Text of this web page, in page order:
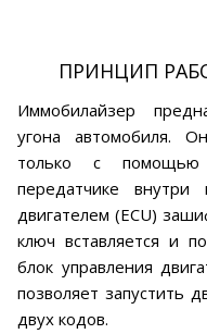
ПРИНЦИП
Иммобилайзер
угона автомобиля.
только с помощью
передатчике
двигателем (ECU)
ключ вставляется и
блок управления
позволяет запустить
двух кодов.